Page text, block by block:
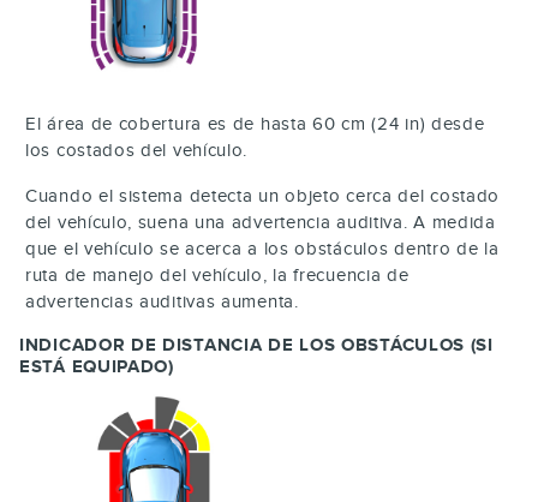
El área de cobertura es de hasta 60 cm (24 in) desde
los costados del vehículo.
Cuando el sistema detecta un objeto cerca del costado
del vehículo, suena una advertencia auditiva. A medida
que el vehículo se acerca a los obstáculos dentro de la
ruta de manejo del vehículo, la frecuencia de
advertencias auditivas aumenta.
INDICADOR DE DISTANCIA DE LOS OBSTÁCULOS (SI
ESTÁ EQUIPADO)